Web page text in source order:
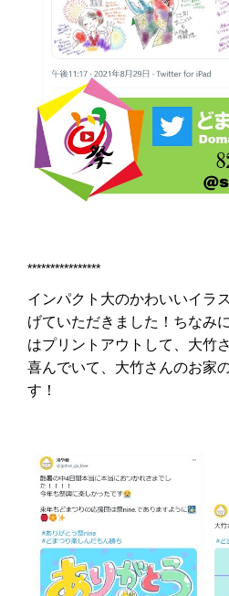
****************
インパクト大のかわいいイラ
げていただきました！ちなみ
はプリントアウトして、大竹
喜んでいて、大竹さんのお家
す！